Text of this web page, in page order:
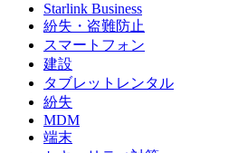
Starlink Business
紛失・盗難防止
スマートフォン
建設
タブレットレンタル
紛失
MDM
端末